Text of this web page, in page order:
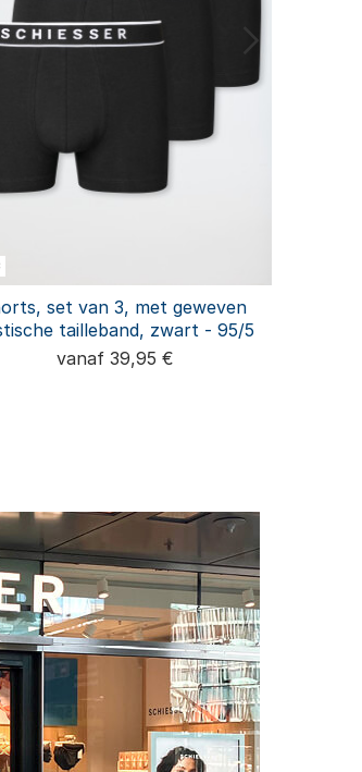
set van 3, met geweven
tailleband, zwart - 95/5
vanaf 39,95 €